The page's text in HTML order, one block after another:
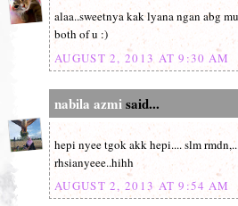
alaa..sweetnya kak lyana ngan abg
both of u :)
AUGUST 2, 2013 AT 9:30 AM
nabila azmisaid...
hepi nyee tgok akk hepi.... slm
rhsianyeee..hihh
AUGUST 2, 2013 AT 9:54 AM